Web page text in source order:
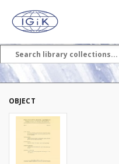
OBJECT